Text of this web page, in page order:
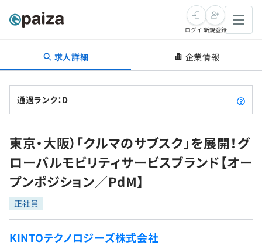
転職・キャリア
転職成功ガイド
転職エージェント
インタビュー
転職成功ガイド
新卒就活
求人検索
本選考
インターン
新卒エージェント
学習
問題集
4択課題
プログラミング言語
ゲーム・マンガ
ログイン新規登録
求人詳細 企業情報
通過ランク：D
東京・大阪）「クルマのサブスク」を展開！グ
ローバルモビリティサービスブランド【オー
プンポジション／PdM】
正社員
KINTOテクノロジーズ株式会社